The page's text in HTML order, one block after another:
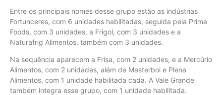
Entre os principais nomes desse grupo estão as indústrias
Fortunceres, com 6 unidades habilitadas, seguida pela Prima
Foods, com 3 unidades, a Frigol, com 3 unidades e a
Naturafrig Alimentos, também com 3 unidades.
Na sequência aparecem a Frisa, com 2 unidades, e a Mercúrio
Alimentos, com 2 unidades, além de Masterboi e Plena
Alimentos, com 1 unidade habilitada cada. A Vale Grande
também integra esse grupo, com 1 unidade habilitada.